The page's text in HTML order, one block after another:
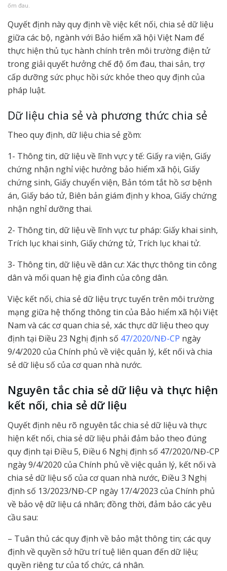
ốm đau.
Quyết định này quy định về việc kết nối, chia sẻ dữ liệu
giữa các bộ, ngành với Bảo hiểm xã hội Việt Nam để
thực hiện thủ tục hành chính trên môi trường điện tử
trong giải quyết hưởng chế độ ốm đau, thai sản, trợ
cấp dưỡng sức phục hồi sức khỏe theo quy định của
pháp luật.
Dữ liệu chia sẻ và phương thức chia sẻ
Theo quy định, dữ liệu chia sẻ gồm:
1- Thông tin, dữ liệu về lĩnh vực y tế: Giấy ra viện, Giấy
chứng nhận nghỉ việc hưởng bảo hiểm xã hội, Giấy
chứng sinh, Giấy chuyển viện, Bản tóm tắt hồ sơ bệnh
án, Giấy báo tử, Biên bản giám định y khoa, Giấy chứng
nhận nghỉ dưỡng thai.
2- Thông tin, dữ liệu về lĩnh vực tư pháp: Giấy khai sinh,
Trích lục khai sinh, Giấy chứng tử, Trích lục khai tử.
3- Thông tin, dữ liệu về dân cư: Xác thực thông tin công
dân và mối quan hệ gia đình của công dân.
Việc kết nối, chia sẻ dữ liệu trực tuyến trên môi trường
mạng giữa hệ thống thông tin của Bảo hiểm xã hội Việt
Nam và các cơ quan chia sẻ, xác thực dữ liệu theo quy
định tại Điều 23 Nghị định số 47/2020/NĐ-CP ngày
9/4/2020 của Chính phủ về việc quản lý, kết nối và chia
sẻ dữ liệu số của cơ quan nhà nước.
Nguyên tắc chia sẻ dữ liệu và thực hiện
kết nối, chia sẻ dữ liệu
Quyết định nêu rõ nguyên tắc chia sẻ dữ liệu và thực
hiện kết nối, chia sẻ dữ liệu phải đảm bảo theo đúng
quy định tại Điều 5, Điều 6 Nghị định số 47/2020/NĐ-CP
ngày 9/4/2020 của Chính phủ về việc quản lý, kết nối và
chia sẻ dữ liệu số của cơ quan nhà nước, Điều 3 Nghị
định số 13/2023/NĐ-CP ngày 17/4/2023 của Chính phủ
về bảo vệ dữ liệu cá nhân; đồng thời, đảm bảo các yêu
cầu sau:
– Tuân thủ các quy định về bảo mật thông tin; các quy
định về quyền sở hữu trí tuệ liên quan đến dữ liệu;
quyền riêng tư của tổ chức, cá nhân.